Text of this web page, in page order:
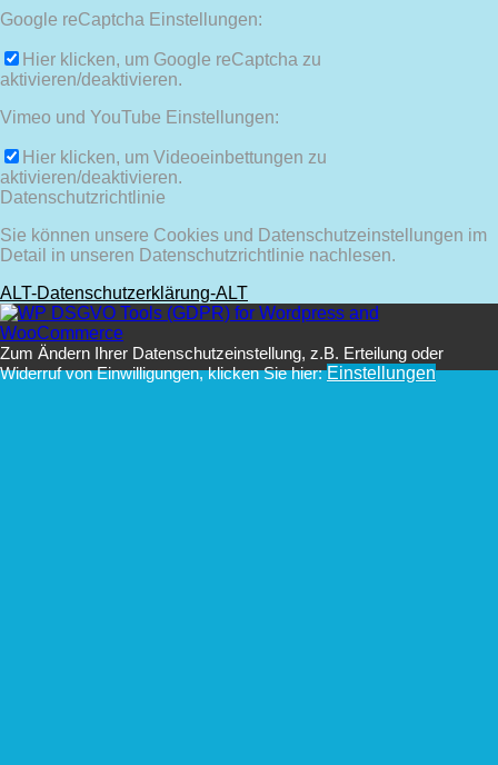
Google reCaptcha Einstellungen:
Hier klicken, um Google reCaptcha zu
aktivieren/deaktivieren.
Vimeo und YouTube Einstellungen:
Hier klicken, um Videoeinbettungen zu
aktivieren/deaktivieren.
Datenschutzrichtlinie
Sie können unsere Cookies und Datenschutzeinstellungen im
Detail in unseren Datenschutzrichtlinie nachlesen.
ALT-Datenschutzerklärung-ALT
Zum Ändern Ihrer Datenschutzeinstellung, z.B. Erteilung oder
Widerruf von Einwilligungen, klicken Sie hier:Einstellungen